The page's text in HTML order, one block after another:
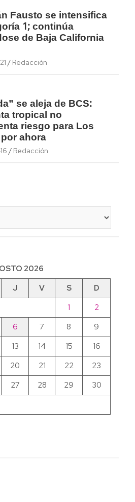
Fausto se intensifica
1; continúa
de Baja California
Redacción
se aleja de BCS:
tropical no
riesgo para Los
ahora
Redacción
2026
J V S
D
1
2
6 7 8
9
13 14 15
16
20 21 22
23
27 28 29
30